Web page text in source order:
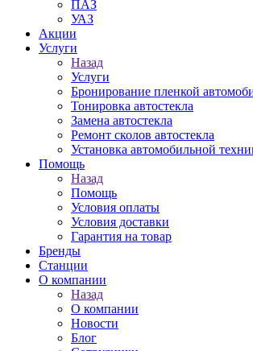
ПАЗ
УАЗ
Акции
Услуги
Назад
Услуги
Бронирование пленкой
Тонировка автостекла
Замена автостекла
Ремонт сколов автостекла
Установка автомобильной
Помощь
Назад
Помощь
Условия оплаты
Условия доставки
Гарантия на товар
Бренды
Станции
О компании
Назад
О компании
Новости
Блог